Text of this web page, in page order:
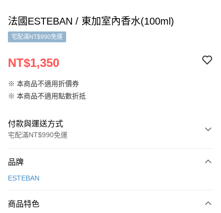
法國ESTEBAN / 東加室內香水(100ml)
宅配滿NT$990免運
NT$1,350
※ 本商品不適用折價券
※ 本商品不適用點數折抵
付款與運送方式
宅配滿NT$990免運
信用卡一次付款
3 期 0 利率 每期
品牌
ESTEBAN
商品特色